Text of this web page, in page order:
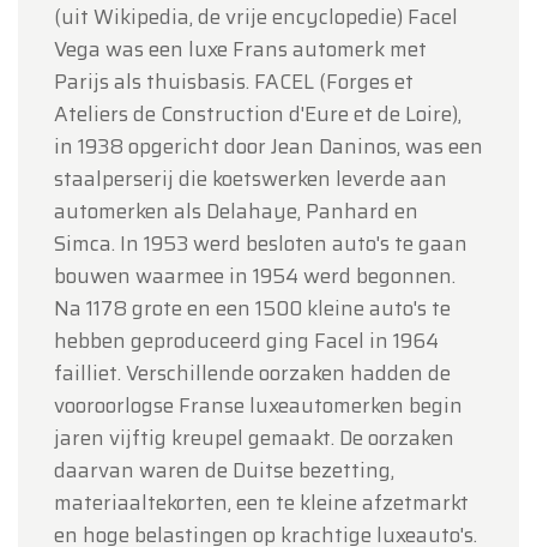
(uit Wikipedia, de vrije encyclopedie) Facel
Vega was een luxe Frans automerk met
Parijs als thuisbasis. FACEL (Forges et
Ateliers de Construction d'Eure et de Loire),
in 1938 opgericht door Jean Daninos, was een
staalperserij die koetswerken leverde aan
automerken als Delahaye, Panhard en
Simca. In 1953 werd besloten auto's te gaan
bouwen waarmee in 1954 werd begonnen.
Na 1178 grote en een 1500 kleine auto's te
hebben geproduceerd ging Facel in 1964
failliet. Verschillende oorzaken hadden de
vooroorlogse Franse luxeautomerken begin
jaren vijftig kreupel gemaakt. De oorzaken
daarvan waren de Duitse bezetting,
materiaaltekorten, een te kleine afzetmarkt
en hoge belastingen op krachtige luxeauto's.